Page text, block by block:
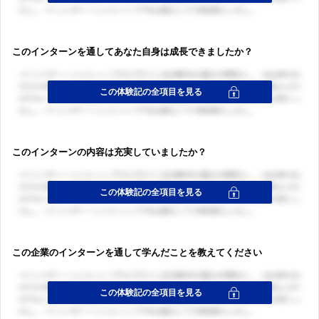
このインターンを通してあなた自身は成長できましたか？
このインターンの内容は充実していましたか？
この企業のインターンを通して学んだことを教えてください